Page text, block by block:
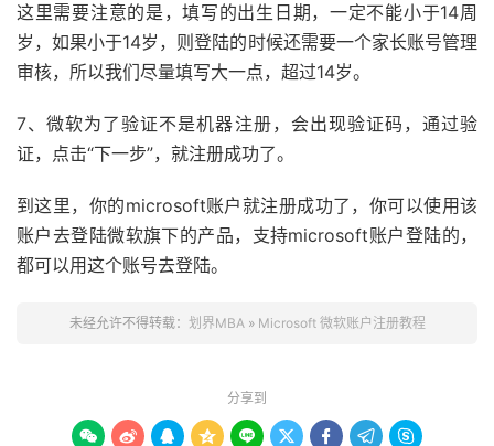
这里需要注意的是，填写的出生日期，一定不能小于14周
岁，如果小于14岁，则登陆的时候还需要一个家长账号管理
审核，所以我们尽量填写大一点，超过14岁。
7、微软为了验证不是机器注册，会出现验证码，通过验
证，点击“下一步”，就注册成功了。
到这里，你的microsoft账户就注册成功了，你可以使用该
账户去登陆微软旗下的产品，支持microsoft账户登陆的，
都可以用这个账号去登陆。
未经允许不得转载： 划界MBA» Microsoft 微软账户注册教程
分享到
        